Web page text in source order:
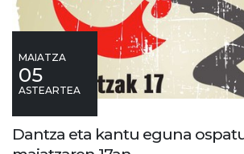
MAIATZA
05
ASTEARTEA
Dantza eta kantu eguna